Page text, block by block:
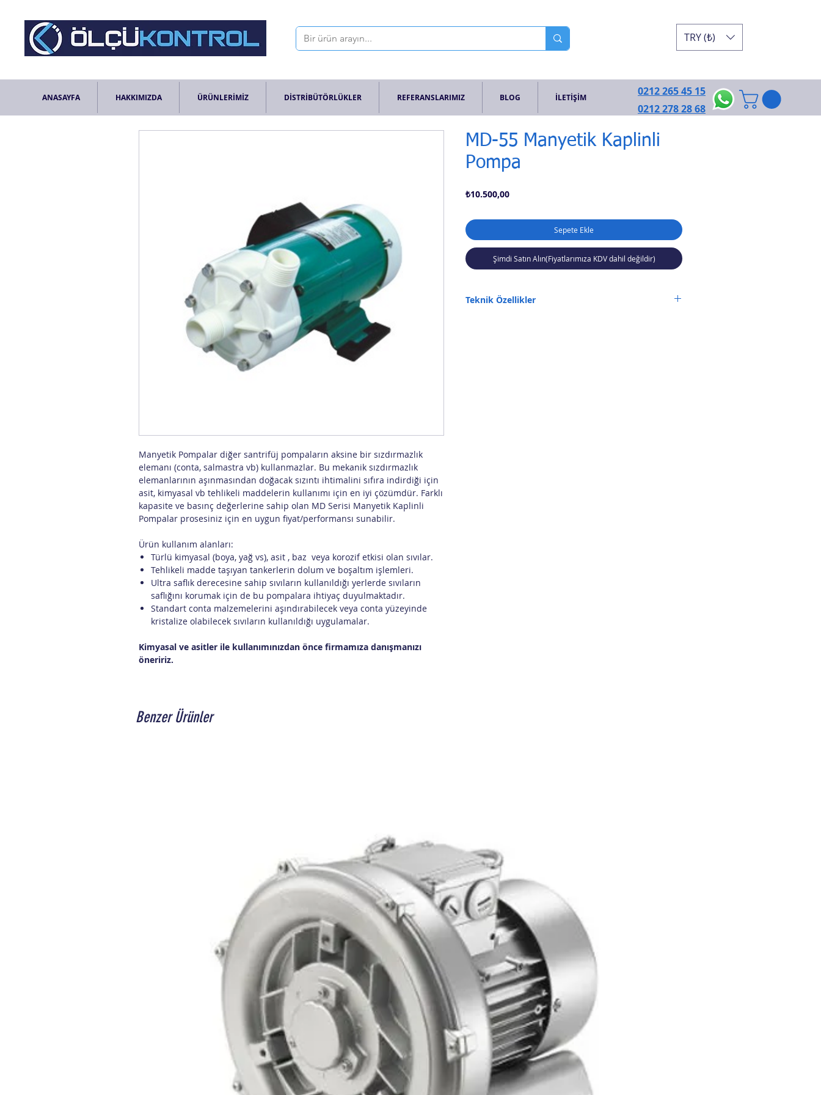
TRY (₺)
ANASAYFA HAKKIMIZDA ÜRÜNLERİMİZ DİSTRİBÜTÖRLÜKLER REFERANSLARIMIZ BLOG İLETİŞİM
0212 265 45 15
0212 278 28 68
Manyetik Pompalar diğer santrifüj pompaların aksine bir sızdırmazlık
elemanı (conta, salmastra vb) kullanmazlar. Bu mekanik sızdırmazlık
elemanlarının aşınmasından doğacak sızıntı ihtimalini sıfıra indirdiği için
asit, kimyasal vb tehlikeli maddelerin kullanımı için en iyi çözümdür. Farklı
kapasite ve basınç değerlerine sahip olan MD Serisi Manyetik Kaplinli
Pompalar prosesiniz için en uygun fiyat/performansı sunabilir.
Ürün kullanım alanları:
Türlü kimyasal (boya, yağ vs), asit , baz veya korozif etkisi olan sıvılar.
Tehlikeli madde taşıyan tankerlerin dolum ve boşaltım işlemleri.
Ultra saflık derecesine sahip sıvıların kullanıldığı yerlerde sıvıların
saflığını korumak için de bu pompalara ihtiyaç duyulmaktadır.
Standart conta malzemelerini aşındırabilecek veya conta yüzeyinde
kristalize olabilecek sıvıların kullanıldığı uygulamalar.
Kimyasal ve asitler ile kullanımınızdan önce firmamıza danışmanızı
öneririz.
MD-55 Manyetik Kaplinli
Pompa
₺10.500,00Fiyat
Sepete Ekle
Şimdi Satın Alın(Fiyatlarımıza KDV dahil değildir)
Teknik Özellikler
Benzer Ürünler